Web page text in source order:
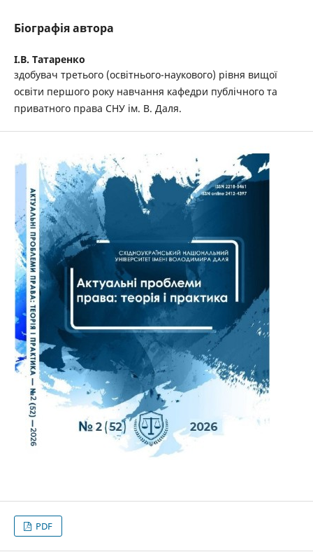
Біографія автора
І.В. Татаренко
здобувач третього (освітнього-наукового) рівня вищої
освіти першого року навчання кафедри публічного та
приватного права СНУ ім. В. Даля.
PDF